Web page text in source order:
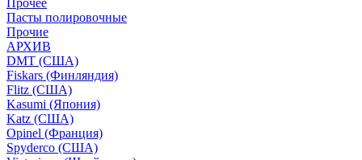
Прочее
Пасты полировочные
Прочие
АРХИВ
DMT (США)
Fiskars (Финляндия)
Flitz (США)
Kasumi (Япония)
Katz (США)
Opinel (Франция)
Spyderco (США)